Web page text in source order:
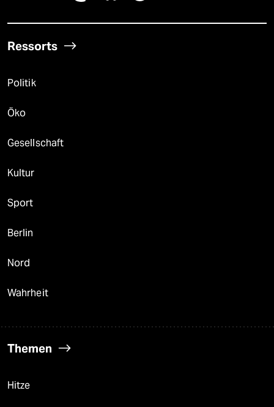
Ressorts
Politik
Öko
Gesellschaft
Kultur
Sport
Berlin
Nord
Wahrheit
Themen
Hitze